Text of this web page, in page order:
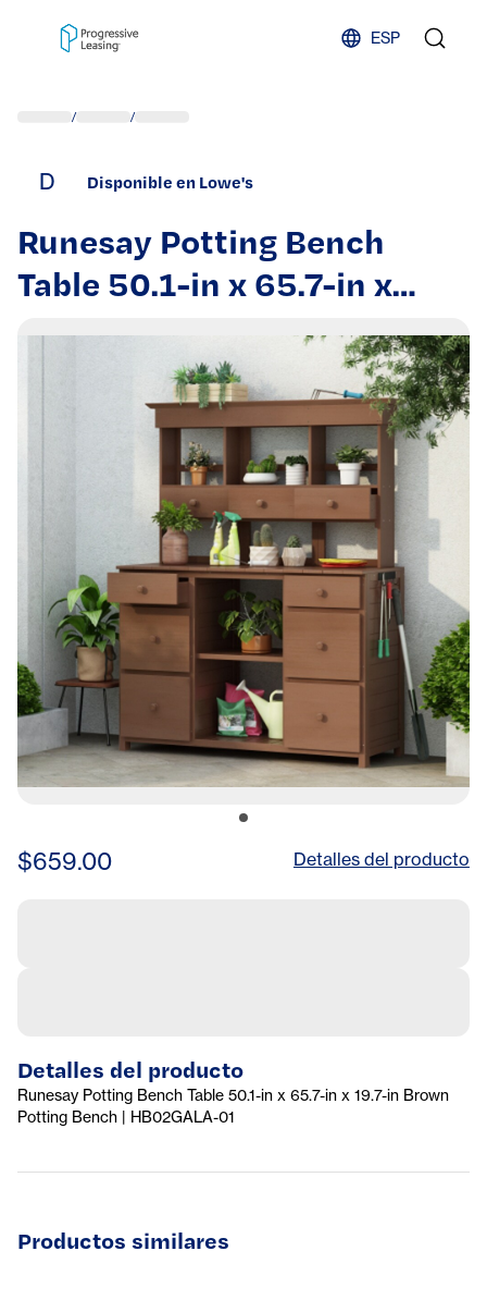
ESP
/ /
D Disponible en Lowe's
Runesay Potting Bench
Table 50.1-in x 65.7-in x
19.7-in Brown Potting
Bench | HB02GALA-01
$659.00 Detalles del producto
Detalles del producto
Runesay Potting Bench Table 50.1-in x 65.7-in x 19.7-in Brown
Potting Bench | HB02GALA-01
Productos similares